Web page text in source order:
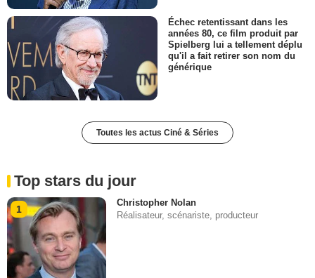
Échec retentissant dans les
années 80, ce film produit par
Spielberg lui a tellement déplu
qu'il a fait retirer son nom du
générique
Toutes les actus Ciné & Séries
Top stars du jour
1
Christopher Nolan
Réalisateur, scénariste, producteur